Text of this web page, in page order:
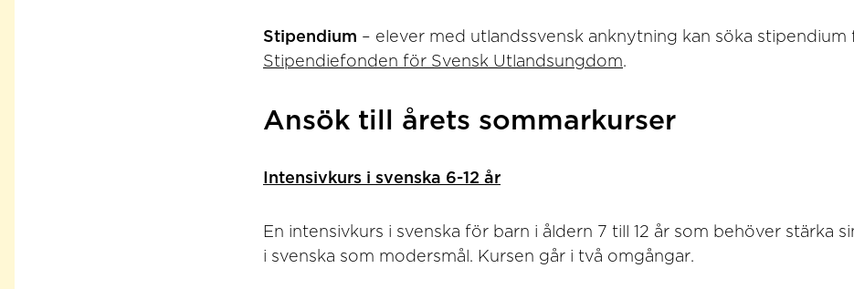
Stipendium – elever med utlandssvensk anknytning kan söka stipendium
Stipendiefonden för Svensk Utlandsungdom.
Ansök till årets sommarkurser
Intensivkurs i svenska 6-12 år
En intensivkurs i svenska för barn i åldern 7 till 12 år som behöver stärka
i svenska som modersmål. Kursen går i två omgångar.